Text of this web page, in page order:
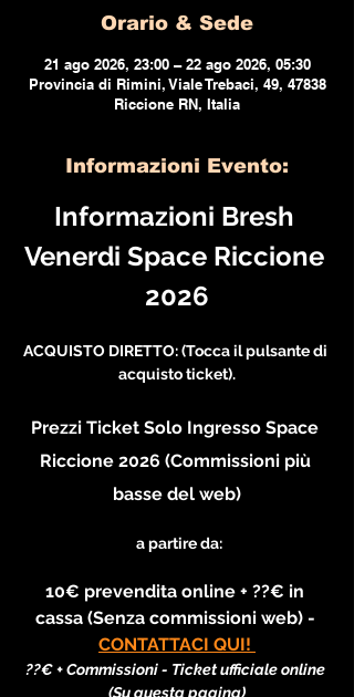
Orario & Sede
21 ago 2026, 23:00 – 22 ago 2026, 05:30
Provincia di Rimini, Viale Trebaci, 49, 47838
Riccione RN, Italia
Informazioni Evento:
Informazioni Bresh
Venerdi Space Riccione
2026
ACQUISTO DIRETTO: (Tocca il pulsante di
acquisto ticket).
Prezzi Ticket Solo Ingresso Space
Riccione 2026 (Commissioni più
basse del web)
a partire da:
10€ prevendita online + ??€ in
cassa (Senza commissioni web) -
CONTATTACI QUI!
??€ + Commissioni - Ticket ufficiale online
(Su questa pagina)